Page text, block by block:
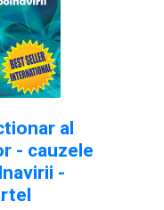
al
- cauzele
-